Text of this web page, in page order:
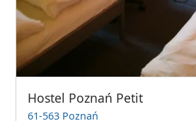
Hostel Poznań Petit
61-563 Poznań